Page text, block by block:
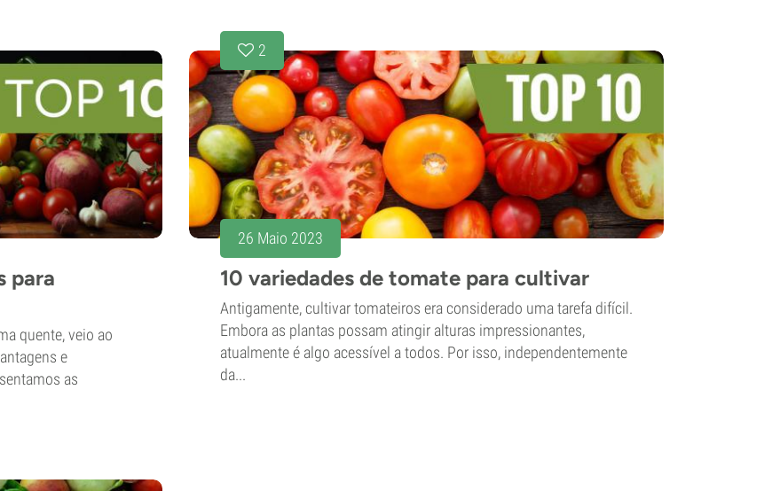
para
quente, veio ao
e
as
2
26 Maio 2023
10 variedades de tomate para cultivar
Antigamente, cultivar tomateiros era considerado uma tarefa difícil.
Embora as plantas possam atingir alturas impressionantes,
atualmente é algo acessível a todos. Por isso, independentemente
da...